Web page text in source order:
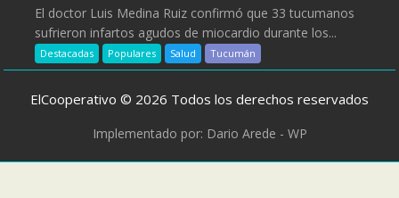
El doctor Luis Medina Ruiz confirmó que 33 tucumanos
sufrieron infartos agudos de miocardio durante los...
Destacadas Populares Salud Tucumán
ElCooperativo © 2026 Todos los derechos reservados